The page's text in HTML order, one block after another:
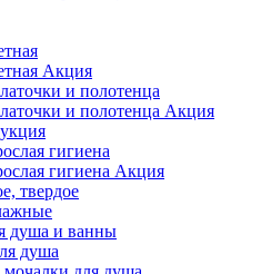
Акция
и полотенца
и полотенца Акция
гигиена
гигиена Акция
твердое
душа и ванны
душа